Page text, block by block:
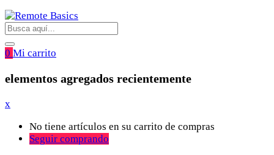
0 Mi carrito
elementos agregados recientemente
x
No tiene artículos en su carrito de compras
Seguir comprando